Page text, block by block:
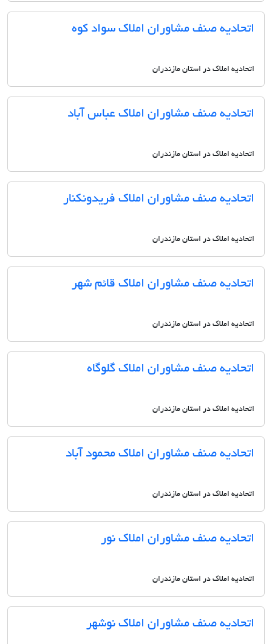
اتحادیه صنف مشاوران املاک سواد کوه
اتحادیه املاک در استان مازندران
اتحادیه صنف مشاوران املاک عباس آباد
اتحادیه املاک در استان مازندران
اتحادیه صنف مشاوران املاک فریدونکنار
اتحادیه املاک در استان مازندران
اتحادیه صنف مشاوران املاک قائم شهر
اتحادیه املاک در استان مازندران
اتحادیه صنف مشاوران املاک گلوگاه
اتحادیه املاک در استان مازندران
اتحادیه صنف مشاوران املاک محمود آباد
اتحادیه املاک در استان مازندران
اتحادیه صنف مشاوران املاک نور
اتحادیه املاک در استان مازندران
اتحادیه صنف مشاوران املاک نوشهر